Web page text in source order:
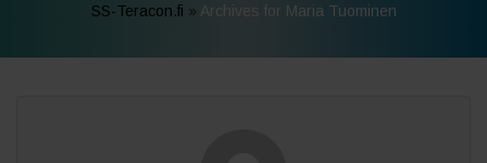
SS-Teracon.fi » Archives for Maria Tuominen